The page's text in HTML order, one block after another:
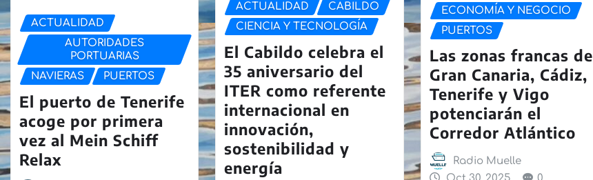
ACTUALIDAD
AUTORIDADES
PORTUARIAS
NAVIERAS
PUERTOS
El puerto de Tenerife
acoge por primera
vez al Mein Schiff
Relax
ACTUALIDAD
CABILDO
CIENCIA Y TECNOLOGÍA
El Cabildo celebra el
35 aniversario del
ITER como referente
internacional en
innovación,
sostenibilidad y
energía
ECONOMÍA Y NEGOCIO
PUERTOS
Las zonas francas de
Gran Canaria, Cádiz,
Tenerife y Vigo
potenciarán el
Corredor Atlántico
Radio Muelle